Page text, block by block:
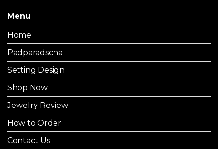
Menu
Home
Padparadscha
Setting Design
Shop Now
Jewelry Review
How to Order
Contact Us